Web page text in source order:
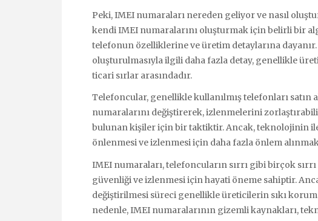
Peki, IMEI numaraları nereden geliyor ve nasıl
kendi IMEI numaralarını oluşturmak için belirli bir
telefonun özelliklerine ve üretim detaylarına
oluşturulmasıyla ilgili daha fazla detay, genellikle
ticari sırlar arasındadır.
Telefoncular, genellikle kullanılmış telefonları satın
numaralarını değiştirerek, izlenmelerini
bulunan kişiler için bir taktiktir. Ancak, teknolojinin
önlenmesi ve izlenmesi için daha fazla önlem
IMEI numaraları, telefoncuların sırrı gibi birçok
güvenliği ve izlenmesi için hayati öneme sahiptir.
değiştirilmesi süreci genellikle üreticilerin sıkı
nedenle, IMEI numaralarının gizemli kaynakları,